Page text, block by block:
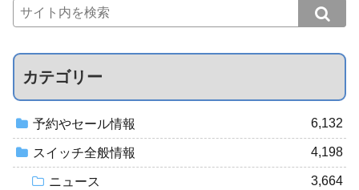
カテゴリー
予約やセール情報 6,132
スイッチ全般情報 4,198
ニュース 3,664